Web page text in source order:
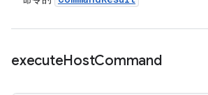
executeHostCommand